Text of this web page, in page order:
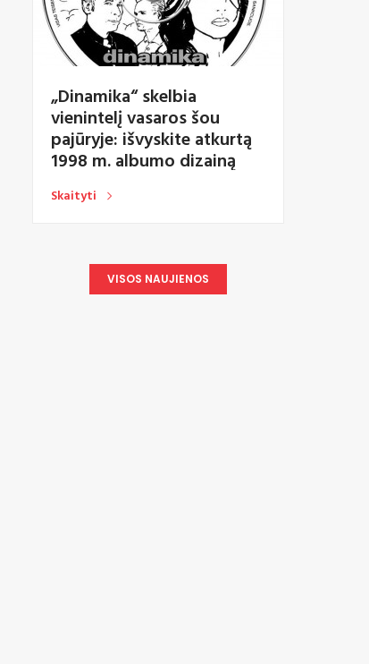
„Dinamika“ skelbia
vienintelį vasaros šou
pajūryje: išvyskite atkurtą
1998 m. albumo dizainą
Skaityti
VISOS NAUJIENOS